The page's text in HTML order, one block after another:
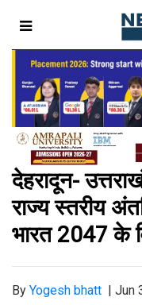
देहरादून-
राज्य स्तरीय
भारत 2047 के
By Yogesh bhatt Jun